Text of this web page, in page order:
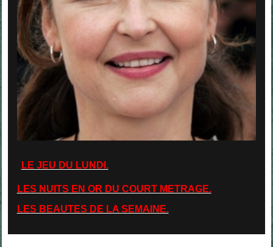
LE JEU DU LUNDI.
LES NUITS EN OR DU COURT METRAGE.
LES BEAUTES DE LA SEMAINE.